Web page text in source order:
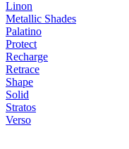
Linon
Metallic Shades
Palatino
Protect
Recharge
Retrace
Shape
Solid
Stratos
Verso